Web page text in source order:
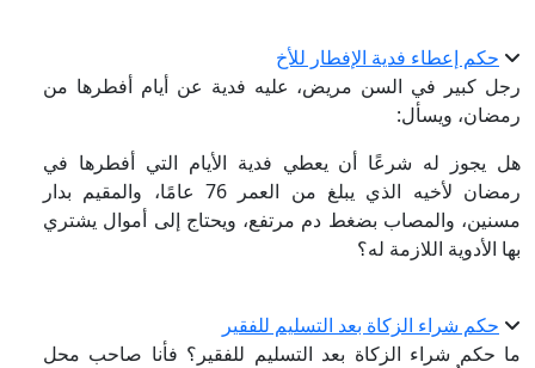
حكم إعطاء فدية الإفطار للأخ
رجل كبير في السن مريض، عليه فدية عن أيام أفطرها من
رمضان، ويسأل:
هل يجوز له شرعًا أن يعطي فدية الأيام التي أفطرها في
رمضان لأخيه الذي يبلغ من العمر 76 عامًا، والمقيم بدار
مسنين، والمصاب بضغط دم مرتفع، ويحتاج إلى أموال يشتري
بها الأدوية اللازمة له؟
حكم شراء الزكاة بعد التسليم للفقير
ما حكم شراء الزكاة بعد التسليم للفقير؟ فأنا صاحب محل